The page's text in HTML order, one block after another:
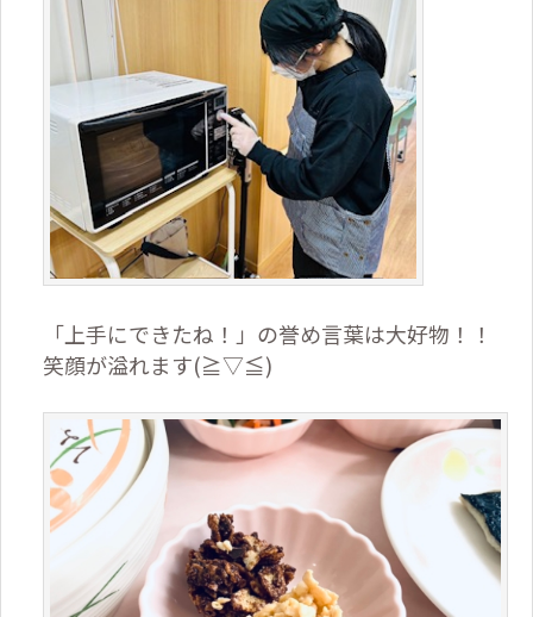
「上手にできたね！」の誉め言葉は大好物！！
笑顔が溢れます(≧▽≦)